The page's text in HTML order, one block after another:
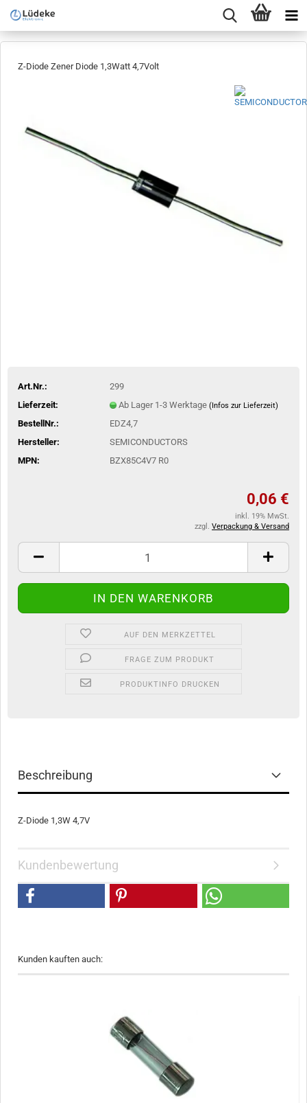
Z-Diode Zener Diode 1,3Watt 4,7Volt
Art.Nr.:
299
Lieferzeit:
Ab Lager 1-3 Werktage (Infos zur Lieferzeit)
BestellNr.:
EDZ4,7
Hersteller:
SEMICONDUCTORS
MPN:
BZX85C4V7 R0
0,06 €
inkl. 19% MwSt.
zzgl. Verpackung & Versand
AUF DEN MERKZETTEL
FRAGE ZUM PRODUKT
PRODUKTINFO DRUCKEN
Beschreibung
Z-Diode 1,3W 4,7V
Kundenbewertung
Kunden kauften auch: